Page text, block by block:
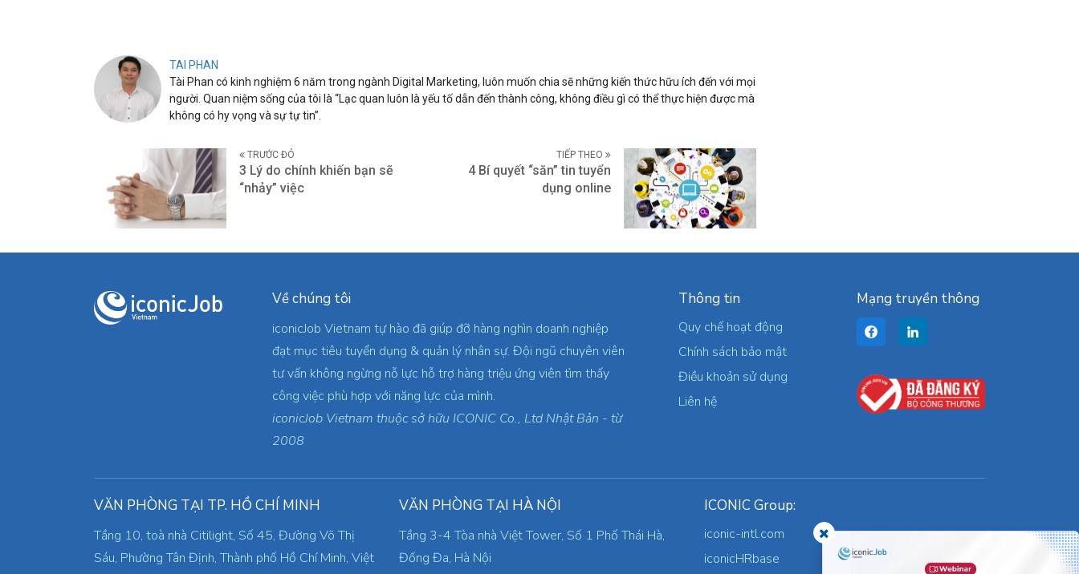
TAI PHAN
Tài Phan có kinh nghiệm 6 năm trong ngành Digital Marketing, luôn muốn chia sẽ những kiến thức hữu ích đến với mọi
người. Quan niệm sống của tôi là “Lạc quan luôn là yếu tố dẫn đến thành công, không điều gì có thể thực hiện được mà
không có hy vọng và sự tự tin”.
TRƯỚC ĐÓ
3 Lý do chính khiến bạn sẽ
“nhảy” việc
TIẾP THEO
4 Bí quyết “săn” tin tuyển
dụng online
Về chúng tôi
iconicJob Vietnam tự hào đã giúp đỡ hàng nghìn doanh nghiệp
đạt mục tiêu tuyển dụng & quản lý nhân sự. Đội ngũ chuyên viên
tư vấn không ngừng nỗ lực hỗ trợ hàng triệu ứng viên tìm thấy
công việc phù hợp với năng lực của mình.
iconicJob Vietnam thuộc sở hữu ICONIC Co., Ltd Nhật Bản - từ
2008
Thông tin
Quy chế hoạt động
Chính sách bảo mật
Điều khoản sử dụng
Liên hệ
Mạng truyền thông
VĂN PHÒNG TẠI TP. HỒ CHÍ MINH
Tầng 10, toà nhà Citilight, Số 45, Đường Võ Thị
Sáu, Phường Tân Định, Thành phố Hồ Chí Minh, Việt
VĂN PHÒNG TẠI HÀ NỘI
Tầng 3-4 Tòa nhà Việt Tower, Số 1 Phố Thái Hà,
Đống Đa, Hà Nội
ICONIC Group:
iconic-intl.com
iconicHRbase